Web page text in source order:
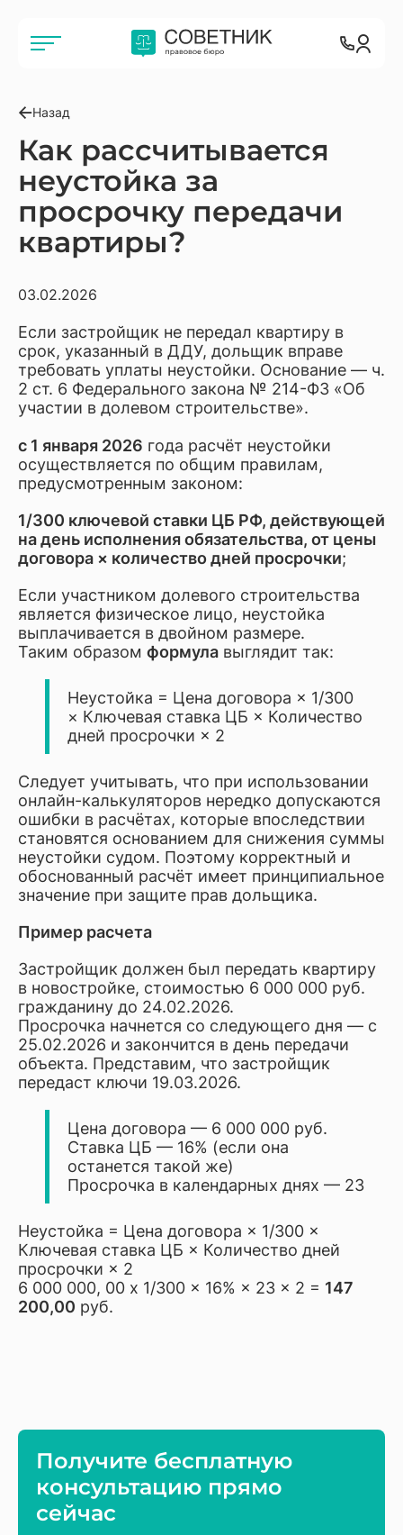
Назад
Как рассчитывается
неустойка за
просрочку передачи
квартиры?
03.02.2026
Если застройщик не передал квартиру в
срок, указанный в ДДУ, дольщик вправе
требовать уплаты неустойки. Основание — ч.
2 ст. 6 Федерального закона № 214-ФЗ «Об
участии в долевом строительстве».
с 1 января 2026 года расчёт неустойки
осуществляется по общим правилам,
предусмотренным законом:
1/300 ключевой ставки ЦБ РФ, действующей
на день исполнения обязательства, от цены
договора × количество дней просрочки;
Если участником долевого строительства
является физическое лицо, неустойка
выплачивается в двойном размере.
Таким образом формула выглядит так:
Неустойка = Цена договора × 1/300
× Ключевая ставка ЦБ × Количество
дней просрочки × 2
Следует учитывать, что при использовании
онлайн-калькуляторов нередко допускаются
ошибки в расчётах, которые впоследствии
становятся основанием для снижения суммы
неустойки судом. Поэтому корректный и
обоснованный расчёт имеет принципиальное
значение при защите прав дольщика.
Пример расчета
Застройщик должен был передать квартиру
в новостройке, стоимостью 6 000 000 руб.
гражданину до 24.02.2026.
Просрочка начнется со следующего дня — с
25.02.2026 и закончится в день передачи
объекта. Представим, что застройщик
передаст ключи 19.03.2026.
Цена договора — 6 000 000 руб.
Ставка ЦБ — 16% (если она
останется такой же)
Просрочка в календарных днях — 23
Неустойка = Цена договора × 1/300 ×
Ключевая ставка ЦБ × Количество дней
просрочки × 2
6 000 000, 00 х 1/300 × 16% × 23 × 2 = 147
200,00 руб.
Получите бесплатную
консультацию прямо
сейчас